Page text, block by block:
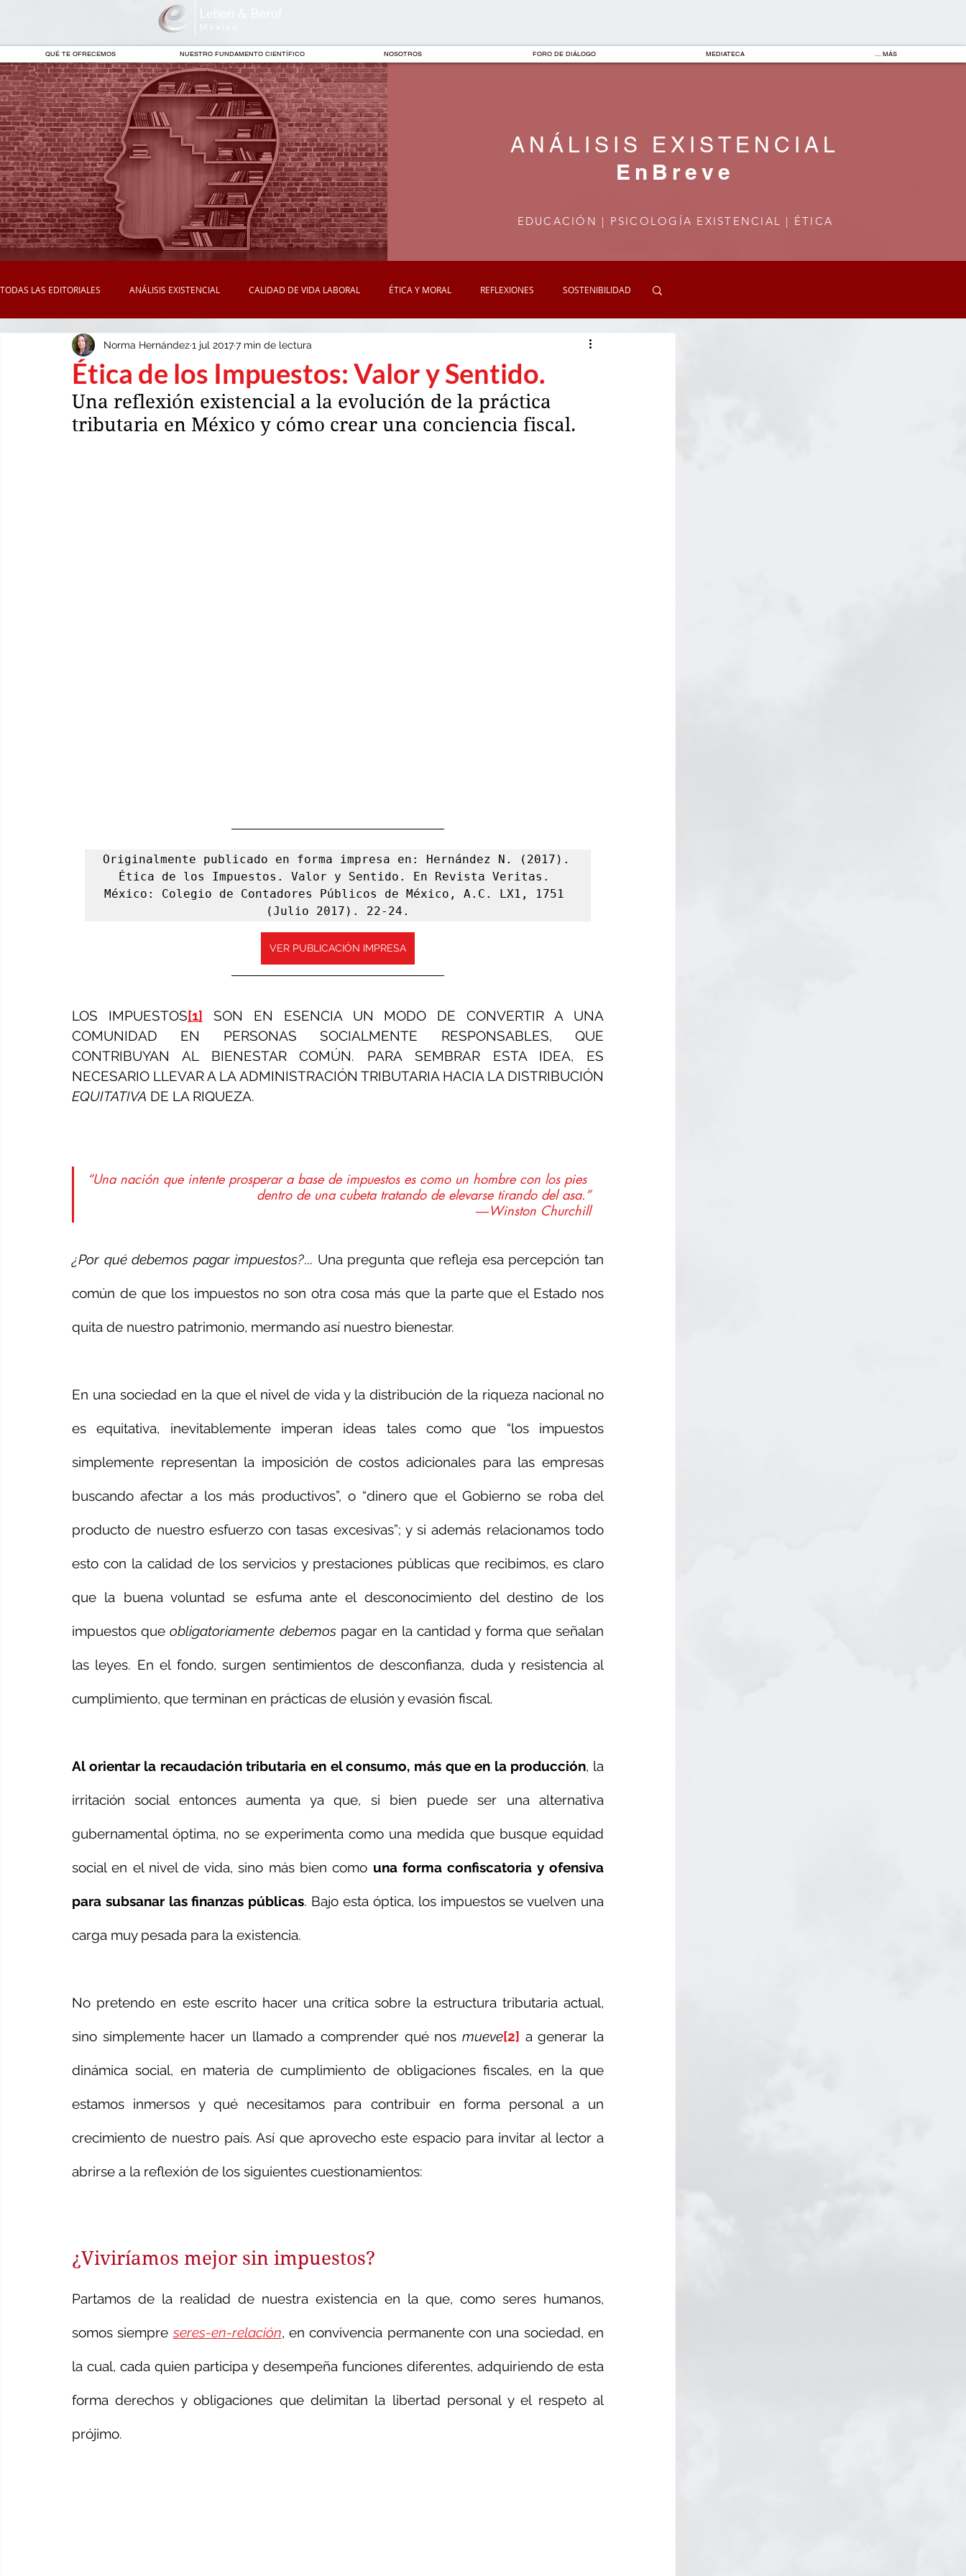
QUÉ TE OFRECEMOS NUESTRO FUNDAMENTO CIENTÍFICO NOSOTROS FORO DE DIÁLOGO MEDIATECA ... MÁS
ANÁLISIS EXISTENCIAL
EnBreve
EDUCACIÓN | PSICOLOGÍA EXISTENCIAL | ÉTICA
TODAS LAS EDITORIALES ANÁLISIS EXISTENCIAL CALIDAD DE VIDA LABORAL ÉTICA Y MORAL REFLEXIONES SOSTENIBILIDAD
EDUCACIÓN DIVERSIDAD
Ética de los Impuestos: Valor y Sentido.
Norma Hernández1 jul 20177 min de lectura
Una reflexión existencial a la evolución de la práctica
tributaria en México y cómo crear una conciencia fiscal.
Originalmente publicado en forma impresa en: Hernández N. (2017).
Ética de los Impuestos. Valor y Sentido. En Revista Veritas.
México: Colegio de Contadores Públicos de México, A.C. LX1, 1751
(Julio 2017). 22-24.
VER PUBLICACIÓN IMPRESA
LOS IMPUESTOS[1] SON EN ESENCIA UN MODO DE CONVERTIR A UNA
COMUNIDAD EN PERSONAS SOCIALMENTE RESPONSABLES, QUE
CONTRIBUYAN AL BIENESTAR COMÚN. PARA SEMBRAR ESTA IDEA, ES
EQUITATIVA DE LA RIQUEZA.
“Una nación que intente prosperar a base de impuestos es como un hombre con los pies
dentro de una cubeta tratando de elevarse tirando del asa.”
―Winston Churchill
¿Por qué debemos pagar impuestos?... Una pregunta que refleja esa percepción tan
común de que los impuestos no son otra cosa más que la parte que el Estado nos
quita de nuestro patrimonio, mermando así nuestro bienestar.
En una sociedad en la que el nivel de vida y la distribución de la riqueza nacional no
es equitativa, inevitablemente imperan ideas tales como que “los impuestos
simplemente representan la imposición de costos adicionales para las empresas
buscando afectar a los más productivos”, o “dinero que el Gobierno se roba del
producto de nuestro esfuerzo con tasas excesivas”; y si además relacionamos todo
esto con la calidad de los servicios y prestaciones públicas que recibimos, es claro
que la buena voluntad se esfuma ante el desconocimiento del destino de los
impuestos que obligatoriamente debemos pagar en la cantidad y forma que señalan
las leyes. En el fondo, surgen sentimientos de desconfianza, duda y resistencia al
cumplimiento, que terminan en prácticas de elusión y evasión fiscal.
Al orientar la recaudación tributaria en el consumo, más que en la producción, la
irritación social entonces aumenta ya que, si bien puede ser una alternativa
gubernamental óptima, no se experimenta como una medida que busque equidad
social en el nivel de vida, sino más bien como una forma confiscatoria y ofensiva
para subsanar las finanzas públicas. Bajo esta óptica, los impuestos se vuelven una
carga muy pesada para la existencia.
No pretendo en este escrito hacer una crítica sobre la estructura tributaria actual,
sino simplemente hacer un llamado a comprender qué nos mueve[2] a generar la
dinámica social, en materia de cumplimiento de obligaciones fiscales, en la que
estamos inmersos y qué necesitamos para contribuir en forma personal a un
crecimiento de nuestro país. Así que aprovecho este espacio para invitar al lector a
abrirse a la reflexión de los siguientes cuestionamientos:
¿Viviríamos mejor sin impuestos?
Partamos de la realidad de nuestra existencia en la que, como seres humanos,
somos siempre seres-en-relación, en convivencia permanente con una sociedad, en
la cual, cada quien participa y desempeña funciones diferentes, adquiriendo de esta
forma derechos y obligaciones que delimitan la libertad personal y el respeto al
prójimo.